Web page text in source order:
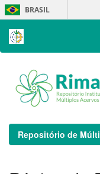
Skip
navigation
BRASIL
Repositório de